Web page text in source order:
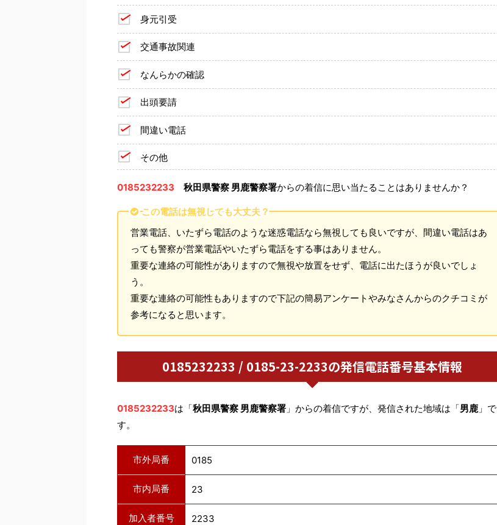
身元引受
交通事故関連
なんらかの確認
出頭要請
間違い電話
その他
0185232233 秋田県警察 男鹿警察署からの着信に思い当たることはありませんか？
この電話は無視しても大丈夫？
営業電話、いたずら電話のような迷惑電話なら無視しても良いですが、間違い電話はあ
っても警察が営業電話やいたずら電話をする事はありません。
重要な連絡の可能性がありますので無視や放置をせず、電話に出たほうが良いでしょ
う。
重要な連絡の可能性もありますので下記の簡易アンケートやみなさんからのクチコミが
参考になると思います。
0185232233 / 0185-23-2233の発信電話番号基本情報
0185232233は「秋田県警察 男鹿警察署 」からの着信ですが、発信された地域は「男鹿 」で
す。
市外局番 0185
市内局番 23
加入者番号 2233